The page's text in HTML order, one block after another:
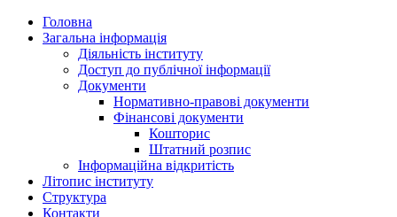
Головна
Загальна інформація
Діяльність інституту
Доступ до публічної інформації
Документи
Нормативно-правові документи
Фінансові документи
Кошторис
Штатний розпис
Інформаційна відкритість
Літопис інституту
Структура
Контакти